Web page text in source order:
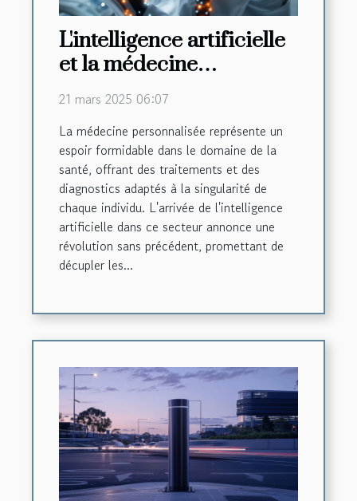
L'intelligence artificielle
et la médecine
personnalisée une
révolution en devenir
21 mars 2025 06:07
La médecine personnalisée représente un
espoir formidable dans le domaine de la
santé, offrant des traitements et des
diagnostics adaptés à la singularité de
chaque individu. L'arrivée de l'intelligence
artificielle dans ce secteur annonce une
révolution sans précédent, promettant de
décupler les...